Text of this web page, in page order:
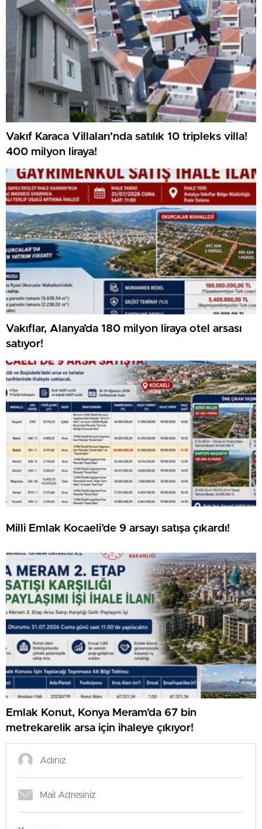
Vakıf Karaca Villaları’nda satılık 10 tripleks villa!
400 milyon liraya!
Vakıflar, Alanya’da 180 milyon liraya otel arsası
satıyor!
Milli Emlak Kocaeli’de 9 arsayı satışa çıkardı!
Emlak Konut, Konya Meram’da 67 bin
metrekarelik arsa için ihaleye çıkıyor!